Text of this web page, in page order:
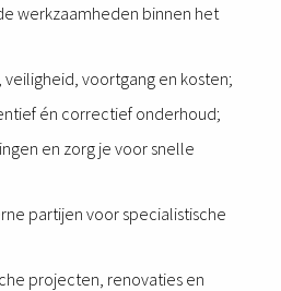
werkzaamheden binnen het
voortgang en kosten;
én correctief onderhoud;
en zorg je voor snelle
partijen voor specialistische
projecten, renovaties en